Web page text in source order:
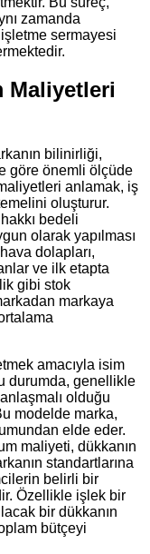
zamanda
sermayesi
Maliyetleri
bilinirliği,
göre önemli ölçüde
anlamak, iş
oluşturur.
bedeli
olarak yapılması
dolapları,
ve ilk etapta
gibi stok
markaya
amacıyla isim
durumda, genellikle
olduğu
modelde marka,
elde eder.
maliyeti, dükkanın
standartlarına
belirli bir
Özellikle işlek bir
bir dükkanın
bütçeyi